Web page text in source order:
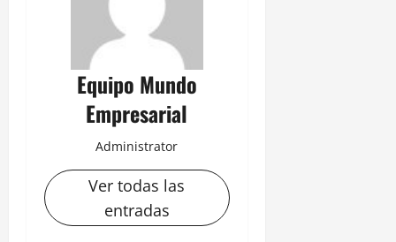
Equipo Mundo
Empresarial
Administrator
Ver todas las
entradas